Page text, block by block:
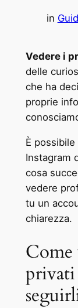
in
Vedere i
delle
che ha
proprie
È
Instagram
cosa
vedere
tu un
chiarezza.
privati